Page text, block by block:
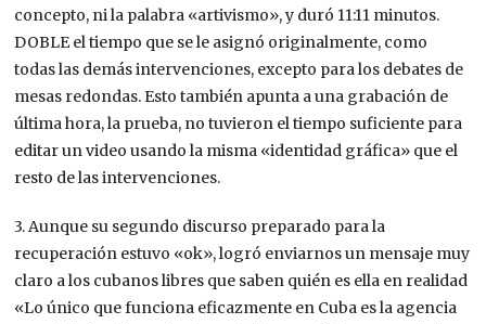
concepto, ni la palabra «artivismo», y duró 11:11 minutos.
DOBLE el tiempo que se le asignó originalmente, como
todas las demás intervenciones, excepto para los debates de
mesas redondas. Esto también apunta a una grabación de
última hora, la prueba, no tuvieron el tiempo suficiente para
editar un video usando la misma «identidad gráfica» que el
resto de las intervenciones.
3. Aunque su segundo discurso preparado para la
recuperación estuvo «ok», logró enviarnos un mensaje muy
claro a los cubanos libres que saben quién es ella en realidad
«Lo único que funciona eficazmente en Cuba es la agencia